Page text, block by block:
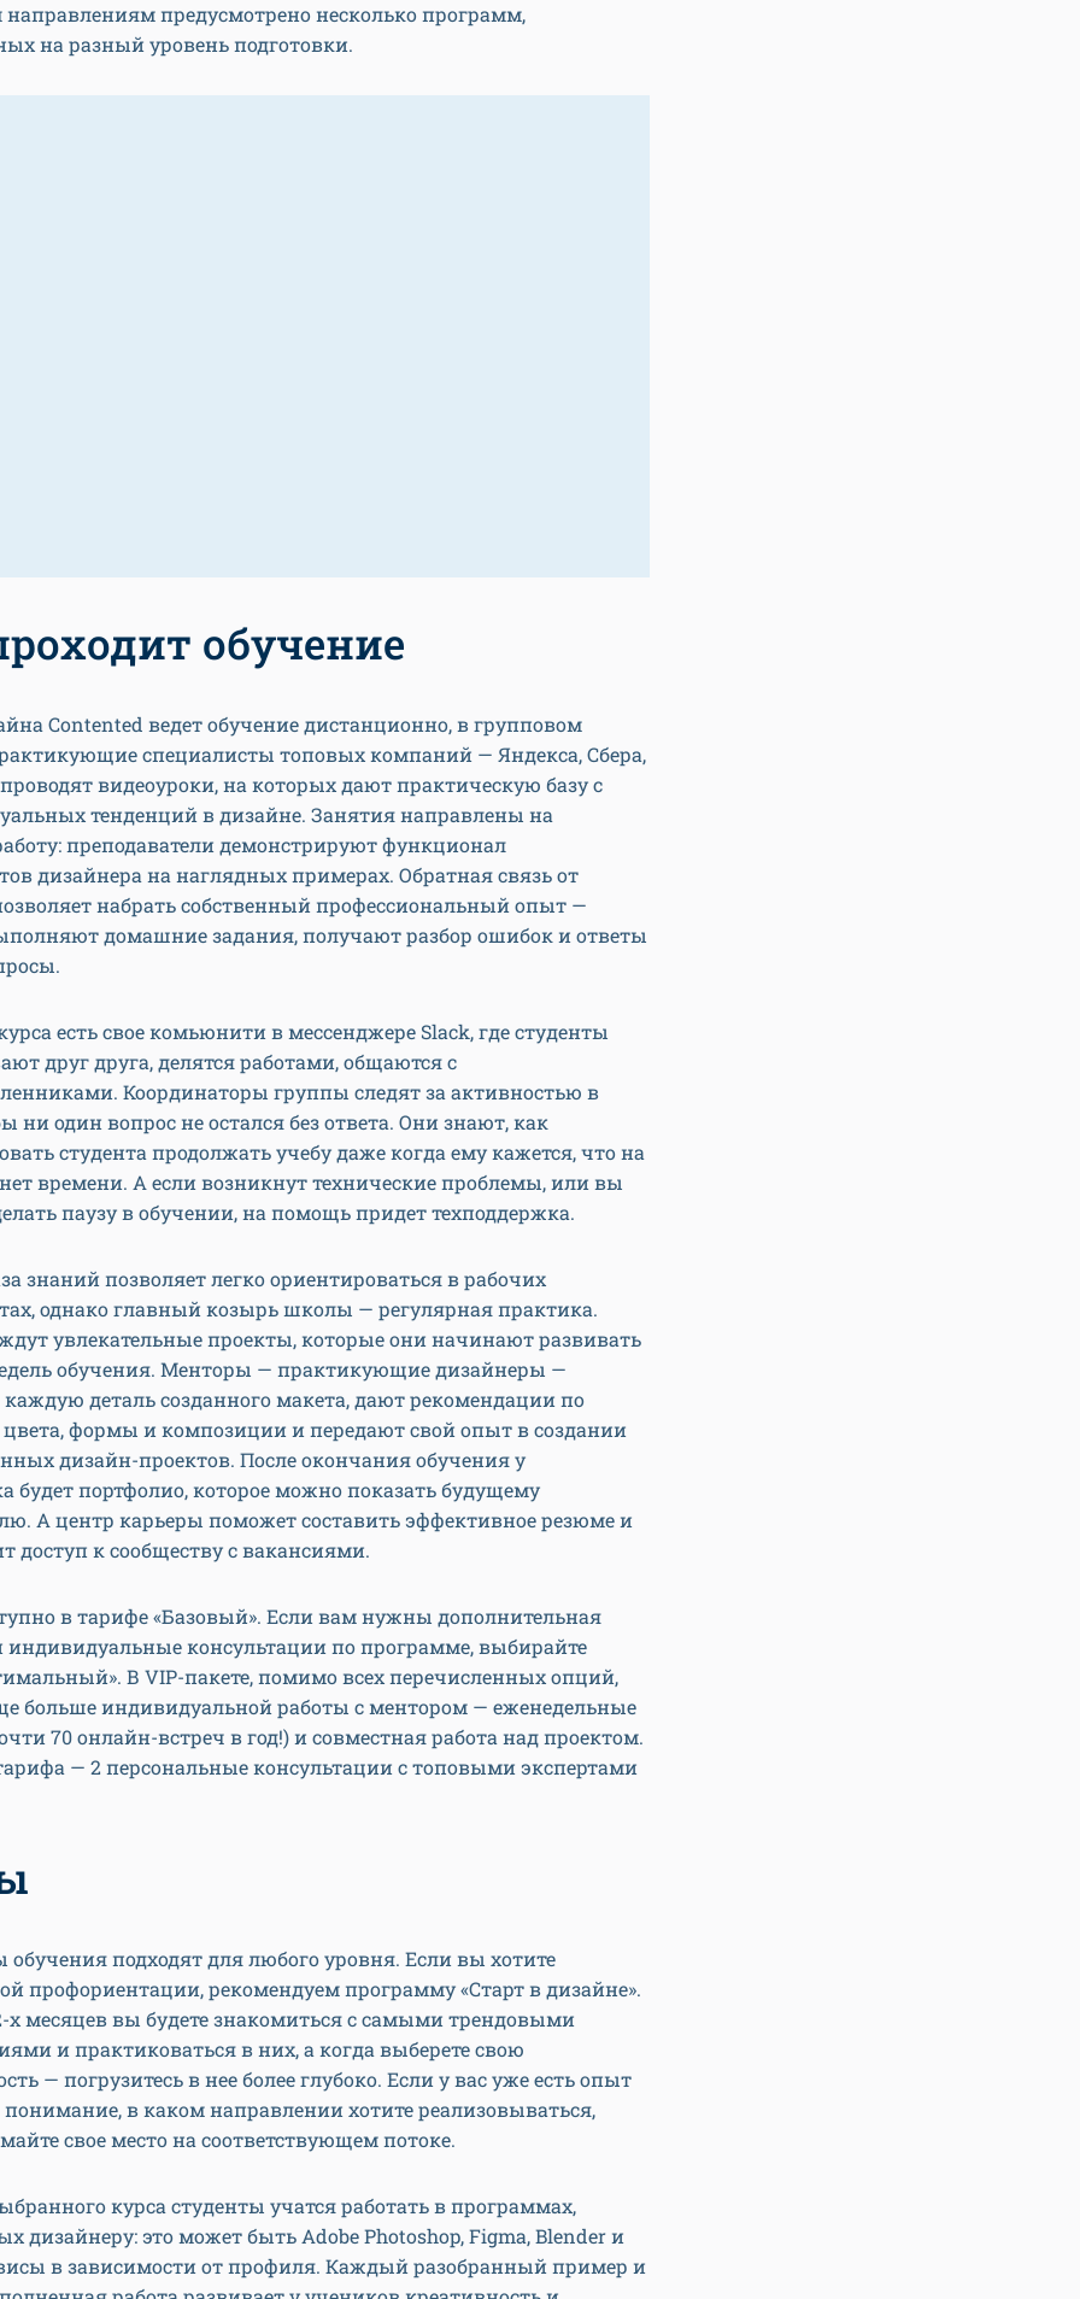
предусмотрено несколько программ,
на разный уровень подготовки.
обучение
Contented ведет обучение дистанционно, в групповом
специалисты топовых компаний — Яндекса, Сбера,
видеоуроки, на которых дают практическую базу с
тенденций в дизайне. Занятия направлены на
преподаватели демонстрируют функционал
дизайнера на наглядных примерах. Обратная связь от
набрать собственный профессиональный опыт —
домашние задания, получают разбор ошибок и ответы
есть свое комьюнити в мессенджере Slack, где студенты
друг друга, делятся работами, общаются с
Координаторы группы следят за активностью в
ни один вопрос не остался без ответа. Они знают, как
студента продолжать учебу даже когда ему кажется, что на
времени. А если возникнут технические проблемы, или вы
паузу в обучении, на помощь придет техподдержка.
знаний позволяет легко ориентироваться в рабочих
однако главный козырь школы — регулярная практика.
увлекательные проекты, которые они начинают развивать
обучения. Менторы — практикующие дизайнеры —
деталь созданного макета, дают рекомендации по
формы и композиции и передают свой опыт в создании
дизайн-проектов. После окончания обучения у
будет портфолио, которое можно показать будущему
А центр карьеры поможет составить эффективное резюме и
доступ к сообществу с вакансиями.
в тарифе «Базовый». Если вам нужны дополнительная
индивидуальные консультации по программе, выбирайте
В VIP-пакете, помимо всех перечисленных опций,
больше индивидуальной работы с ментором — еженедельные
70 онлайн-встреч в год!) и совместная работа над проектом.
— 2 персональные консультации с топовыми экспертами
подходят для любого уровня. Если вы хотите
профориентации, рекомендуем программу «Старт в дизайне».
х месяцев вы будете знакомиться с самыми трендовыми
и практиковаться в них, а когда выберете свою
— погрузитесь в нее более глубоко. Если у вас уже есть опыт
понимание, в каком направлении хотите реализовываться,
свое место на соответствующем потоке.
курса студенты учатся работать в программах,
дизайнеру: это может быть Adobe Photoshop, Figma, Blender и
в зависимости от профиля. Каждый разобранный пример и